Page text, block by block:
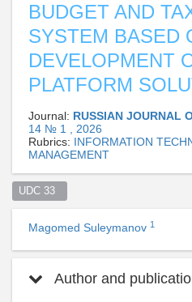
BUDGET AND
SYSTEM BASED
DEVELOPMENT
PLATFORM
Journal: RUSSIAN JOURNAL
14 № 1 , 2026
Rubrics: INFORMATION
MANAGEMENT
UDC 33
Magomed Suleymanov 1
Author and